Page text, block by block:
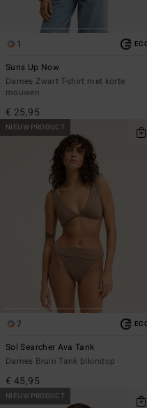
1
Suns Up Now
Dames Zwart T-shirt met korte
mouwen
€ 25,95
NIEUW PRODUCT
7
Sol Searcher Ava Tank
Dames Bruin Tank bikinitop
€ 45,95
NIEUW PRODUCT